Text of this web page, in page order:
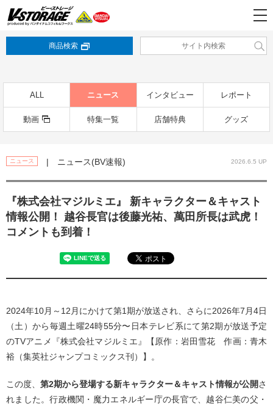
商品検索
ALL ニュース インタビュー レポート
動画 特集一覧 店舗特典 グッズ
ニュース | ニュース(BV速報) 2026.6.5 UP
『株式会社マジルミエ』 新キャラクター＆キャスト
情報公開！ 越谷長官は後藤光祐、萬田所長は武虎！
コメントも到着！
2024年10月～12月にかけて第1期が放送され、さらに2026年7月4日
（土）から毎週土曜24時55分〜日本テレビ系にて第2期が放送予定
のTVアニメ『株式会社マジルミエ』【原作：岩田雪花 作画：青木
裕（集英社ジャンプコミックス刊）】。
この度、 第2期から登場する新キャラクター＆キャスト情報が公開さ
れました。行政機関・魔力エネルギー庁の長官で、越谷仁美の父・